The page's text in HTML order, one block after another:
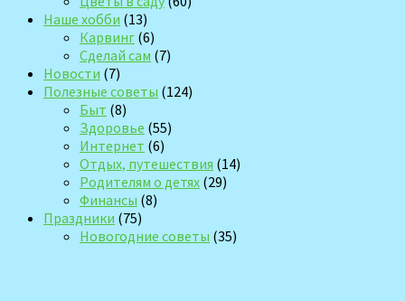
Наше хобби (13)
Карвинг (6)
Сделай сам (7)
Новости (7)
Полезные советы (124)
Быт (8)
Здоровье (55)
Интернет (6)
Отдых, путешествия (14)
Родителям о детях (29)
Финансы (8)
Праздники (75)
Новогодние советы (35)